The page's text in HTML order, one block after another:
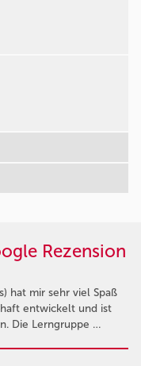
Rezension
hat mir sehr viel Spaß
entwickelt und ist
Die Lerngruppe …